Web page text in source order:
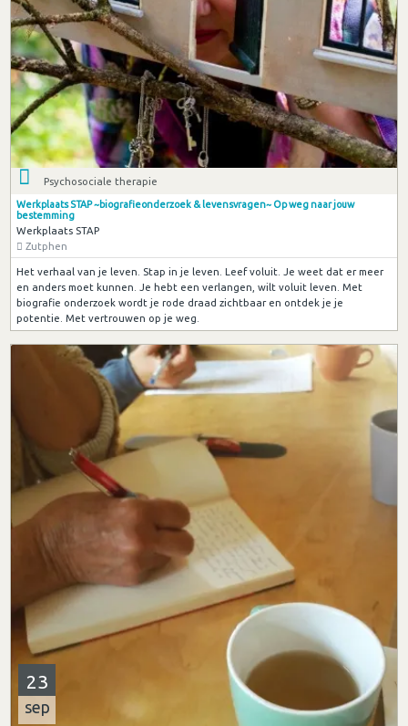
Psychosociale therapie
Werkplaats STAP ~biografieonderzoek & levensvragen~ Op weg naar jouw
bestemming
Werkplaats STAP
Zutphen
Het verhaal van je leven. Stap in je leven. Leef voluit. Je weet dat er meer
en anders moet kunnen. Je hebt een verlangen, wilt voluit leven. Met
biografie onderzoek wordt je rode draad zichtbaar en ontdek je je
potentie. Met vertrouwen op je weg.
23
sep